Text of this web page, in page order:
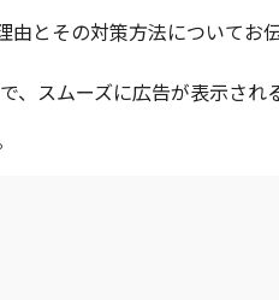
とその対策方法についてお伝
、スムーズに広告が表示され